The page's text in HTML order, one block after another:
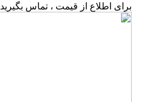
برای اطلاع از قیمت ، تماس بگیرید